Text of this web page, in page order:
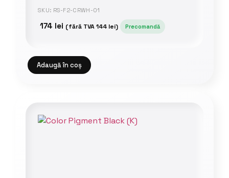
SKU: RS-F2-CRWH-01
174 lei (fără TVA144 lei) Precomandă
Adaugă în coș